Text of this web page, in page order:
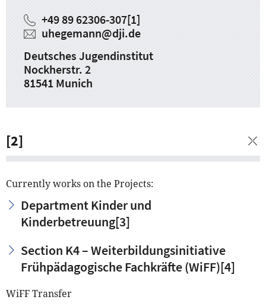
+49 89 62306-307[1]
uhegemann@dji.de
Deutsches Jugendinstitut
Nockherstr. 2
81541 Munich
[2]
Currently works on the Projects:
Department Kinder und
Kinderbetreuung[3]
Section K4 – Weiterbildungsinitiative
Frühpädagogische Fachkräfte (WiFF)[4]
WiFF Transfer